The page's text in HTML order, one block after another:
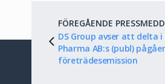
FÖREGÅENDE
DS Group avser att delta i
Pharma AB:s (publ)
företrädesemission